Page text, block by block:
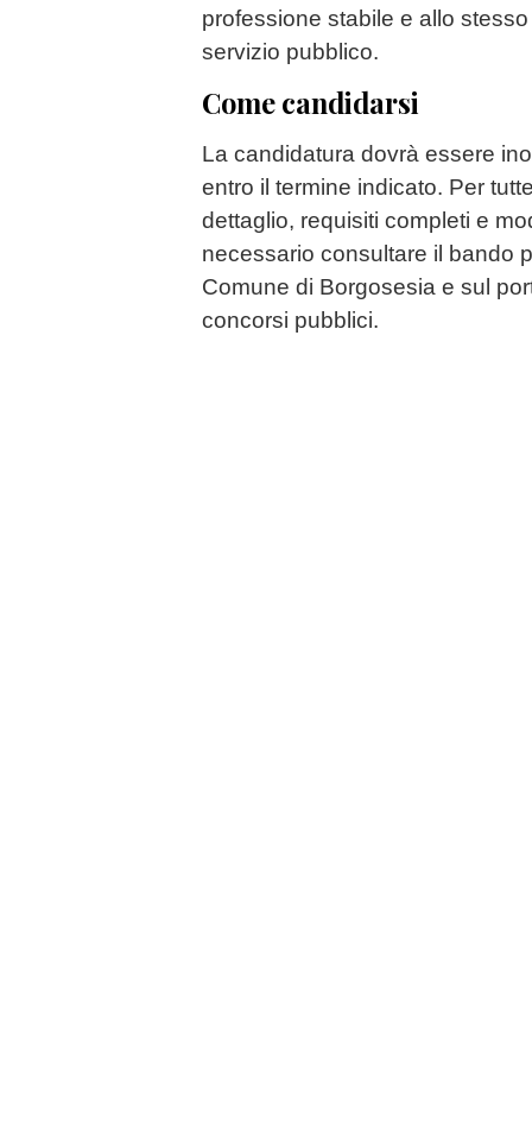
professione stabile e allo
servizio pubblico.
Come candidarsi
La candidatura dovrà essere
entro il termine indicato. Per
dettaglio, requisiti completi e
necessario consultare il bando
Comune di Borgosesia e sul
concorsi pubblici.